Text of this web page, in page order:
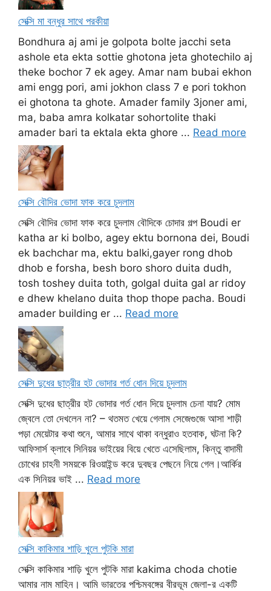
সেক্সি মা বন্ধুর সাথে পরকীয়া
Bondhura aj ami je golpota bolte jacchi seta
ashole eta ekta sottie ghotona jeta ghotechilo aj
theke bochor 7 ek agey. Amar nam bubai ekhon
ami engg pori, ami jokhon class 7 e pori tokhon
ei ghotona ta ghote. Amader family 3joner ami,
ma, baba amra kolkatar sohortolite thaki
amader bari ta ektala ekta ghore ... Read more
সেক্সি বৌদির ভোদা ফাক করে চুদলাম
সেক্সি বৌদির ভোদা ফাক করে চুদলাম বৌদিকে চোদার গল্প Boudi er
katha ar ki bolbo, agey ektu bornona dei, Boudi
ek bachchar ma, ektu balki,gayer rong dhob
dhob e forsha, besh boro shoro duita dudh,
tosh toshey duita toth, golgal duita gal ar ridoy
e dhew khelano duita thop thope pacha. Boudi
amader building er ... Read more
সেক্সি দুধের ছাত্রীর হট ভোদার গর্ত ধোন দিয়ে চুদলাম
সেক্সি দুধের ছাত্রীর হট ভোদার গর্ত ধোন দিয়ে চুদলাম চেনা যায়? মোম
জ্বেলে তো দেখলেন না? – থতমত খেয়ে গেলাম সেজেগুজে আসা শাড়ী
পড়া মেয়েটার কথা শুনে, আমার সাথে থাকা বন্ধুরাও হতবাক, ঘটনা কি?
আফিসার্স ক্লাবে সিনিয়র ভাইয়ের বিয়ে খেতে এসেছিলাম, কিন্তু বাদামী
চোখের চাহনী সময়কে রিওয়াইন্ড করে দুবছর পেছনে নিয়ে গেল।আর্কির
এক সিনিয়র ভাই ... Read more
সেক্সি কাকিমার শাড়ি খুলে পুটকি মারা
সেক্সি কাকিমার শাড়ি খুলে পুটকি মারা kakima choda chotie
আমার নাম মাহিন। আমি ভারতের পশ্চিমবঙ্গের বীরভূম জেলা-র একটি